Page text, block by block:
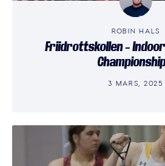
ROBIN HALS
Friidrottskollen –
3 MARS, 2025